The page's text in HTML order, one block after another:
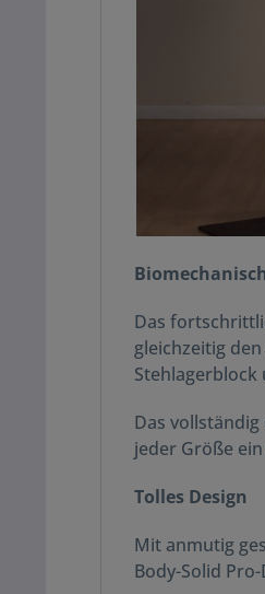
Das
gleichzeitig
Das
jeder Größe
Tolles Design
Mit anmutig
Body-Solid